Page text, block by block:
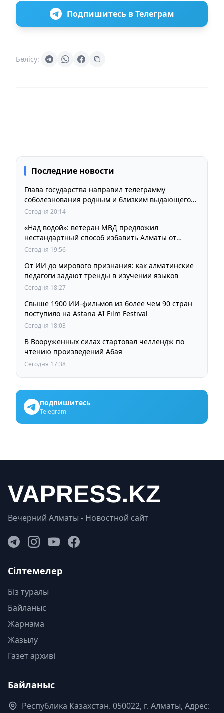
Подпишитесь в Телеграм
Бөлісу:
Последние новости
Глава государства направил телеграмму
соболезнования родным и близким выдающегося
кинорежиссера Ардака Амиркулова
Сегодня 20:14
«Над водой»: ветеран МВД предложил
нестандартный способ избавить Алматы от
пробок и смога
Сегодня 19:56
От ИИ до мирового признания: как алматинские
педагоги задают тренды в изучении языков
Сегодня 18:27
Свыше 1900 ИИ-фильмов из более чем 90 стран
поступило на Astana AI Film Festival
Сегодня 18:03
В Вооруженных силах стартовал челлендж по
чтению произведений Абая
Сегодня 17:38
подпишитесь
Telegram
Вечерний Алматы - Новостной сайт
Сілтемелер
Біз туралы
Байланыс
Жарнама
Жазылу
Газет архиві
Байланыс
Республика Казахстан. 050022, г. Алматы, Адрес: